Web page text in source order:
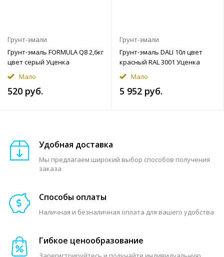
Грунт-эмали
Грунт-эмаль FORMULA Q8 2,6кг
цвет серый Уценка
Мало
520 руб.
Грунт-эмали
Грунт-эмаль DALI 10л цвет
красный RAL 3001 Уценка
Мало
5 952 руб.
Удобная доставка
Мы предлагаем широкий выбор способов получения
заказа
Способы оплаты
Наличная и безналичная оплата для вашего удобства
Гибкое ценообразование